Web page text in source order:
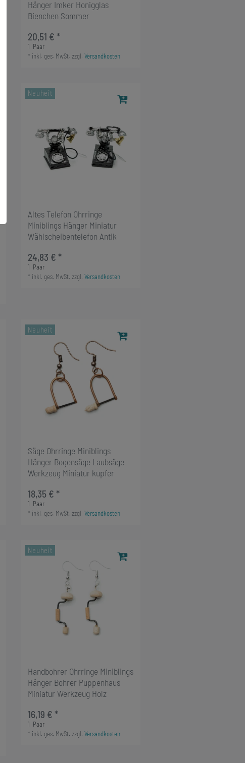
Hänger Imker Honigglas
Bienchen Sommer
20,51 € *
1 Paar
* inkl. ges. MwSt. zzgl. Versandkosten
Neuheit
Altes Telefon Ohrringe
Miniblings Hänger Miniatur
Wählscheibentelefon Antik
24,83 € *
1 Paar
* inkl. ges. MwSt. zzgl. Versandkosten
Neuheit
Säge Ohrringe Miniblings
Hänger Bogensäge Laubsäge
Werkzeug Miniatur kupfer
18,35 € *
1 Paar
* inkl. ges. MwSt. zzgl. Versandkosten
Neuheit
Handbohrer Ohrringe Miniblings
Hänger Bohrer Puppenhaus
Miniatur Werkzeug Holz
16,19 € *
1 Paar
* inkl. ges. MwSt. zzgl. Versandkosten